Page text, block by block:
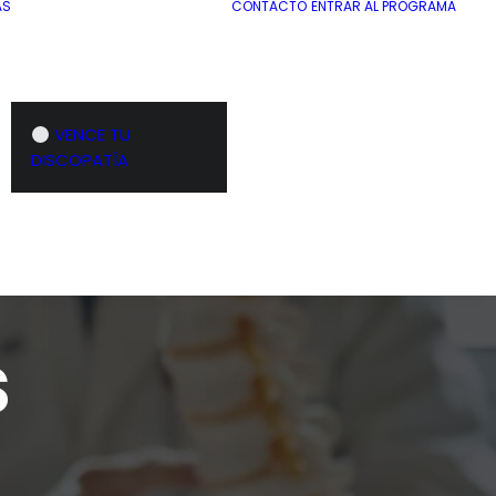
VENCE TU
DISCOPATÍA
CONTACTO ENTRAR AL PROGRAMA